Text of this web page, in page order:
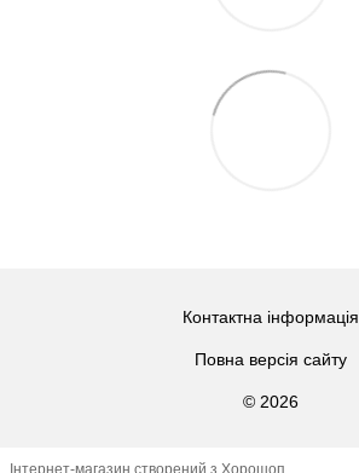
Контактна інформація
Повна версія сайту
© 2026